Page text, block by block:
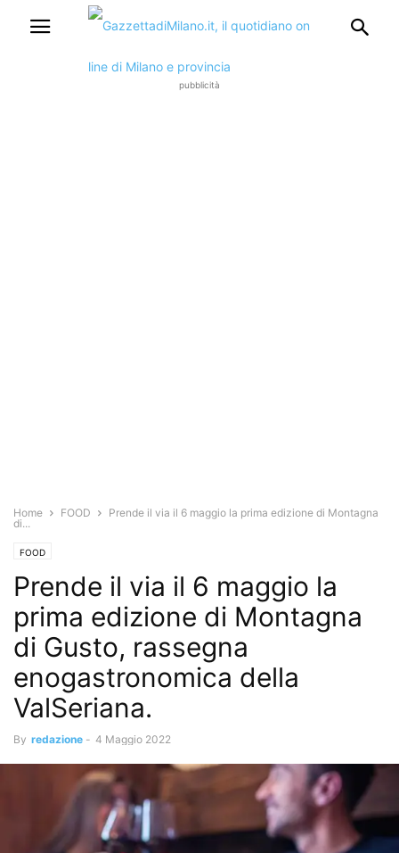
pubblicità
Home FOOD
Prende il via il 6 maggio la prima edizione di Montagna
di...
FOOD
Prende il via il 6 maggio la
prima edizione di Montagna
di Gusto, rassegna
enogastronomica della
ValSeriana.
By redazione - 4 Maggio 2022